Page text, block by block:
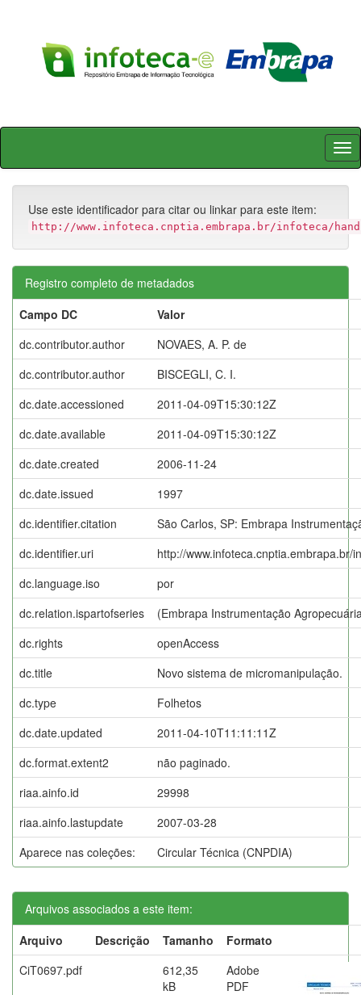
Skip
Use este identificador para citar ou linkar para este item:
http://www.infoteca.cnptia.embrapa.br/infoteca/
Registro completo de metadados
Campo DC
Valor
dc.contributor.author
NOVAES, A. P. de
dc.contributor.author
BISCEGLI, C. I.
dc.date.accessioned
2011-04-09T15:30:12Z
dc.date.available
2011-04-09T15:30:12Z
dc.date.created
2006-11-24
dc.date.issued
1997
dc.identifier.citation
São Carlos, SP: Embrapa
dc.identifier.uri
http://www.infoteca.cnptia.embrapa.br/
dc.language.iso
por
dc.relation.ispartofseries
(Embrapa Instrumentação
dc.rights
openAccess
dc.title
Novo sistema de micromanipulação.
dc.type
Folhetos
dc.date.updated
2011-04-10T11:11:11Z
dc.format.extent2
não paginado.
riaa.ainfo.id
29998
riaa.ainfo.lastupdate
2007-03-28
Aparece nas coleções:
Circular Técnica (CNPDIA)
Arquivos associados a este item:
Arquivo
Descrição Tamanho
Formato
CiT0697.pdf
612,35
kB
Adobe
PDF